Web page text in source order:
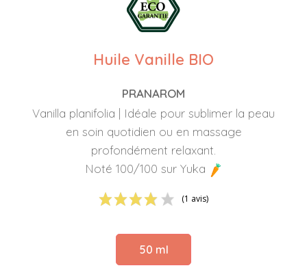
Huile Vanille BIO
PRANAROM
Vanilla planifolia | Idéale pour sublimer la peau
en soin quotidien ou en massage
profondément relaxant.
Noté 100/100 sur Yuka
(1 avis)
50 ml